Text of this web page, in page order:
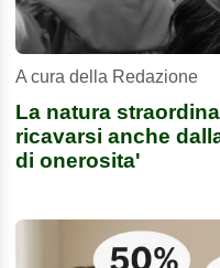
A cura della Redazione
La natura
ricavarsi anche
di onerosita'